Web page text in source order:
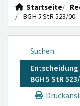
Startseite
BGH 5 StR 523/00
Suchen
Entscheidung
BGH 5 StR